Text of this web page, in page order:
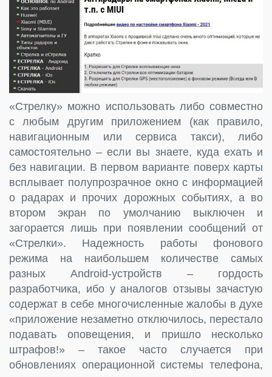
«Стрелку» можно использовать либо совместно
с любым другим приложением (как правило,
навигационным или сервиса такси), либо
самостоятельно – если вы знаете, куда ехать и
без навигации. В первом варианте поверх карты
всплывает полупрозрачное окно с информацией
о радарах и прочих дорожных событиях, а во
втором экран по умолчанию выключен и
загорается лишь при появлении сообщений от
«Стрелки». Надежность работы фонового
режима на наибольшем количестве самых
разных Android-устройств – гордость
разработчика, ибо у аналогов отзывы зачастую
содержат в себе многочисленные жалобы в духе
«приложение незаметно отключилось, перестало
подавать оповещения, и пришло несколько
штрафов!» – такое часто случается при
обновлениях операционной системы телефона,